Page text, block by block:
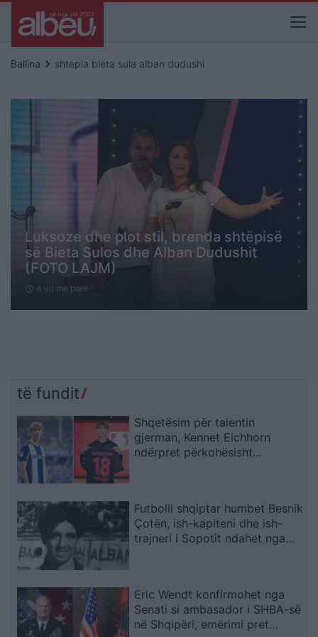
Ballina keyboard_arrow_right shtepia bieta sula alban dudushi
Luksoze dhe plot stil, brenda shtëpisë
së Bieta Sulos dhe Alban Dudushit
(FOTO LAJM)
schedule 4 vit me parë
të fundit
Shqetësim për talentin
gjerman, Kennet Eichhorn
ndërpret përkohësisht
Futbolli shqiptar humbet Besnik
Çotën, ish-kapiteni dhe ish-
trajneri i Sopotit ndahet nga
Eric Wendt konfirmohet nga
Senati si ambasador i SHBA-së
në Shqipëri, emërimi pret